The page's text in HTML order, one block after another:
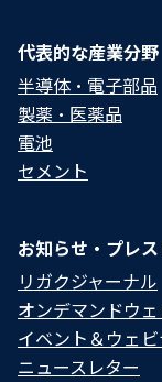
代表的な産業分野
半導体・電子部品
製薬・医薬品
電池
セメント
お知らせ・プレ
リガクジャーナル
オンデマンドウ
イベント＆ウェ
ニュースレター